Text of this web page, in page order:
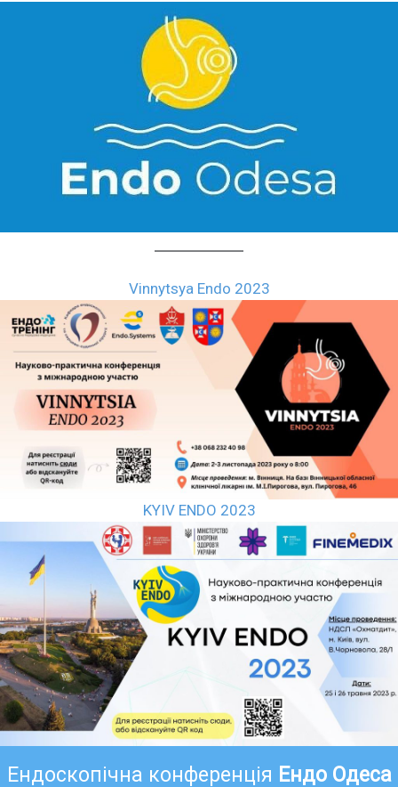
Vinnytsya Endo 2023
KYIV ENDO 2023
Ендоскопічна конференція Ендо Одеса